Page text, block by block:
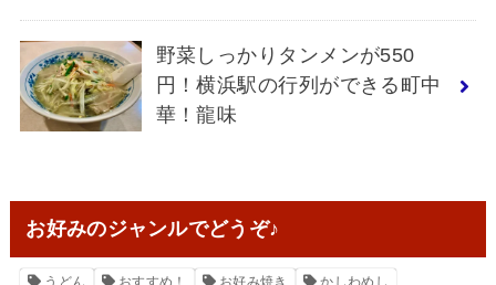
野菜しっかりタンメンが550
円！横浜駅の行列ができる町中
華！龍味
お好みのジャンルでどうぞ♪